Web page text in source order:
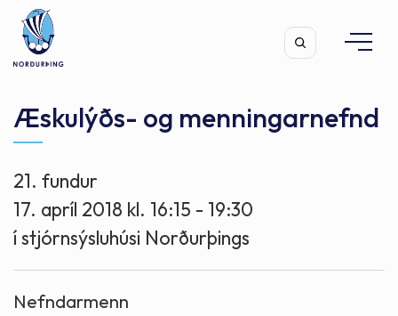
Leita
Æskulýðs- og menningarnefnd
21. fundur
17. apríl 2018 kl. 16:15 - 19:30
í stjórnsýsluhúsi Norðurþings
Nefndarmenn